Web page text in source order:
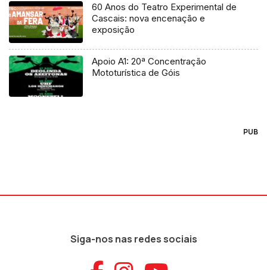
60 Anos do Teatro Experimental de
Cascais: nova encenação e
exposição
Apoio A1: 20ª Concentração
Mototurística de Góis
PUB
Siga-nos nas redes sociais